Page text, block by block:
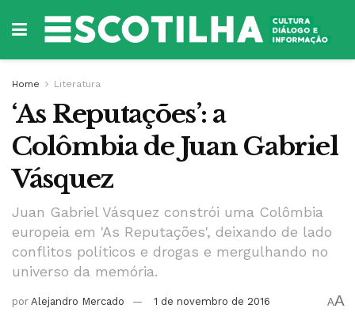
Home Literatura
‘As Reputações’: a
Colômbia de Juan Gabriel
Vásquez
Juan Gabriel Vásquez constrói uma Colômbia
europeia em 'As Reputações', deixando de lado
conflitos políticos e drogas e mergulhando no
universo da memória.
por Alejandro Mercado 1 de novembro de 2016 AA